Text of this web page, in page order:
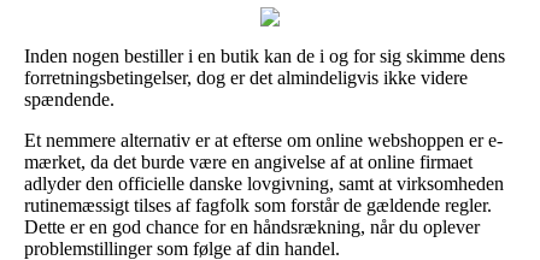
Inden nogen bestiller i en butik kan de i og for sig skimme dens
forretningsbetingelser, dog er det almindeligvis ikke videre
spændende.
Et nemmere alternativ er at efterse om online webshoppen er e-
mærket, da det burde være en angivelse af at online firmaet
adlyder den officielle danske lovgivning, samt at virksomheden
rutinemæssigt tilses af fagfolk som forstår de gældende regler.
Dette er en god chance for en håndsrækning, når du oplever
problemstillinger som følge af din handel.